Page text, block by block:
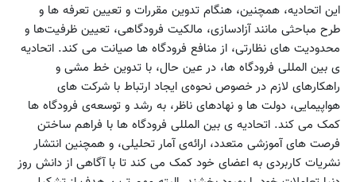
این اتحادیه، همچنین، هنگام تدوین مقررات و تعیین تعرفه ها و
طرح مباحثی مانند آزادسازی، مالکیت فرودگاهی، تعیین ظرفیت‌ها و
محدودیت های نظارتی، از منافع فرودگاه ها صیانت می کند. اتحادیه
ی بین المللی فرودگاه ها، در عین حال، با تدوین خط مشی و
راهکارهای لازم در خصوص نحوه‌ی ایجاد ارتباط با شرکت های
هواپیمایی، دولت ها و نهادهای ناظر، به رشد و توسعه‌ی فرودگاه ها
کمک می کند. اتحادیه ی بین المللی فرودگاه ها با فراهم ساختن
فرصت های آموزشی متعدد، ارائه‌ی آمار تحلیلی، و همچنین انتشار
نشریات کاربردی به اعضای خود کمک می کند تا با آگاهی از دانش روز